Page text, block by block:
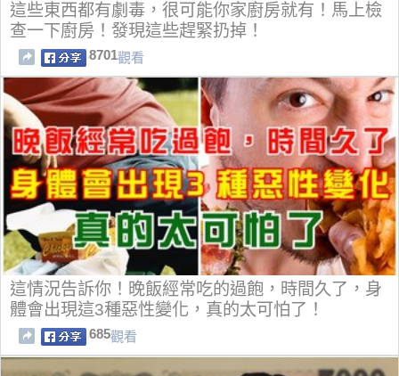
這些東西都有劇毒，很可能你家廚房就有！馬上檢
查一下廚房！發現這些趕緊扔掉！
8701觀看
這情況告訴你！晚飯經常吃的過飽，時間久了，身
體會出現這3種惡性變化，真的太可怕了！
685觀看